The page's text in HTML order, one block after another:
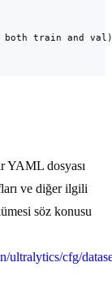
both train and val)
YAML dosyası
ve diğer ilgili
söz konusu
ultralytics/cfg/